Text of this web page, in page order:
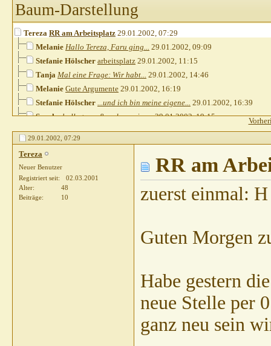
Baum-Darstellung
Tereza RR am Arbeitsplatz 29.01.2002, 07:29
Melanie Hallo Tereza, Faru ging... 29.01.2002, 09:09
Stefanie Hölscher arbeitsplatz 29.01.2002, 11:15
Tanja Mal eine Frage: Wir habt... 29.01.2002, 14:46
Melanie Gute Argumente 29.01.2002, 16:19
Stefanie Hölscher ...und ich bin meine eigene... 29.01.2002, 16:39
Sparky hallo terry & rodeo meine...29.01.2002,19:15
Tereza Guten Morgen zusammen ...30.01.2002,06:28
29.01.2002, 07:29
Tereza
Neuer Benutzer
Registriert seit
02.03.2001
Alter
48
Beiträge
10
RR am
zuerst einmal:
Guten Morgen
Habe gestern
neue Stelle per
ganz neu sein